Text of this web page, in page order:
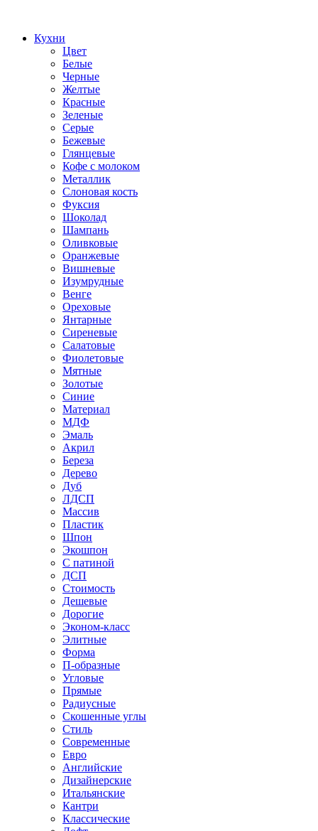
Кухни
Цвет
Белые
Черные
Желтые
Красные
Зеленые
Серые
Бежевые
Глянцевые
Кофе с молоком
Металлик
Слоновая кость
Фуксия
Шоколад
Шампань
Оливковые
Оранжевые
Вишневые
Изумрудные
Венге
Ореховые
Янтарные
Сиреневые
Салатовые
Фиолетовые
Мятные
Золотые
Синие
Материал
МДФ
Эмаль
Акрил
Береза
Дерево
Дуб
ЛДСП
Массив
Пластик
Шпон
Экошпон
С патиной
ДСП
Стоимость
Дешевые
Дорогие
Эконом-класс
Элитные
Форма
П-образные
Угловые
Прямые
Радиусные
Скошенные углы
Стиль
Современные
Евро
Английские
Дизайнерские
Итальянские
Кантри
Классические